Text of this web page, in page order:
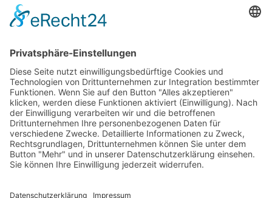
Böfinger Straße 50, 89073 Ulm
Telefon: 0731 / 922990, E-Mail: marktwesen@ulm-
messe.de
BEWERBUNGSFORMULAR•DOWNLOADS
IMPRESSUM•DATENSCHUTZ•ADMIN